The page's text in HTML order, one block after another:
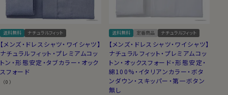
送料無料 ナチュラルフィット
【メンズ・ドレスシャツ・ワイシャツ】
ナチュラルフィット・プレミアムコッ
トン・形態安定・タブカラー・オック
スフォード
（0）
送料無料 定番商品 ナチュラルフィット
【メンズ・ドレスシャツ・ワイシャツ】
ナチュラルフィット・プレミアムコッ
トン・オックスフォード・形態安定・
綿100%・イタリアンカラー・ボタ
ンダウン・スキッパー・第一ボタン
無し